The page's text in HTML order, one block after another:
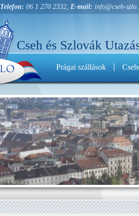
Telefon: 06 1 270 2332, E-mail: info@cseh-
Cseh és Szlovák
Prágai szállások